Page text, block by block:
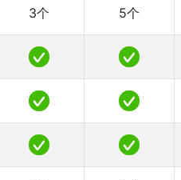
3个 5个